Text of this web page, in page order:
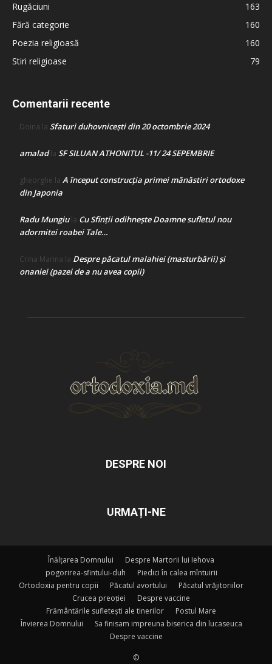
Rugăciuni
163
Fără categorie
160
Poezia religioasă
160
Stiri religioase
79
Comentarii recente
Doina la Sfaturi duhovnicești din 20 octombrie 2024
amaladla SF SILUAN ATHONITUL -11/ 24 SEPEMBRIE
gheorghe la A început construcţia primei mănăstiri ortodoxe
din Japonia
Radu Mungiula Cu Sfinții odihnește Doamne sufletul nou
adormitei roabei Tale…
Crina Marina la Despre păcatul malahiei (masturbării) şi
onaniei (pazei de a nu avea copii)
DESPRE NOI
URMAȚI-NE
Înălțarea Domnului
Despre Martorii lui Iehova
pogorirea-sfintului-duh
Piedici în calea mîntuirii
Ortodoxia pentru copii
Păcatul avortului
Păcatul vrăjitoriilor
Crucea preoției
Despre vaccine
Frământările sufletești ale tinerilor
Postul Mare
Învierea Domnului
Sa finisam impreuna biserica din lucaseuca
Despre vaccine
©